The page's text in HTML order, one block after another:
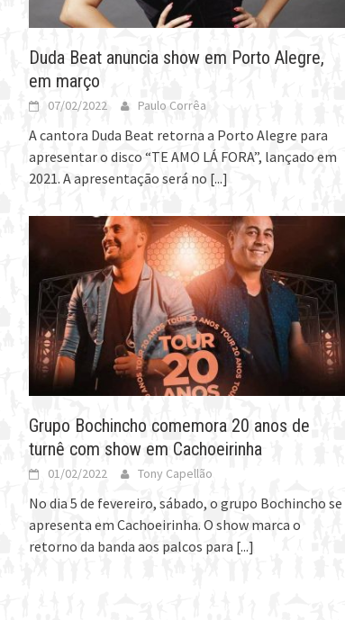
Duda Beat anuncia show em Porto Alegre,
em março
07/02/2022 Paulo Corrêa
A cantora Duda Beat retorna a Porto Alegre para
apresentar o disco “TE AMO LÁ FORA”, lançado em
2021. A apresentação será no [...]
Grupo Bochincho comemora 20 anos de
turnê com show em Cachoeirinha
01/02/2022 Tony Capellão
No dia 5 de fevereiro, sábado, o grupo Bochincho se
apresenta em Cachoeirinha. O show marca o
retorno da banda aos palcos para [...]